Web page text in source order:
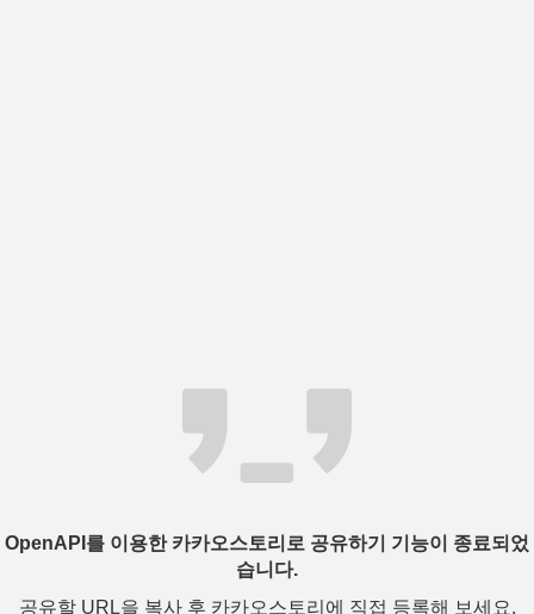
OpenAPI를 이용한 카카오스토리로 공유하기 기능이 종료되었
습니다.
공유할 URL을 복사 후 카카오스토리에 직접 등록해 보세요.